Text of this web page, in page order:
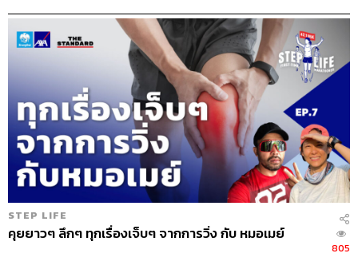
STEP LIFE
คุยยาวๆ ลึกๆ ทุกเรื่องเจ็บๆ จากการวิ่ง กับ หมอเมย์
805